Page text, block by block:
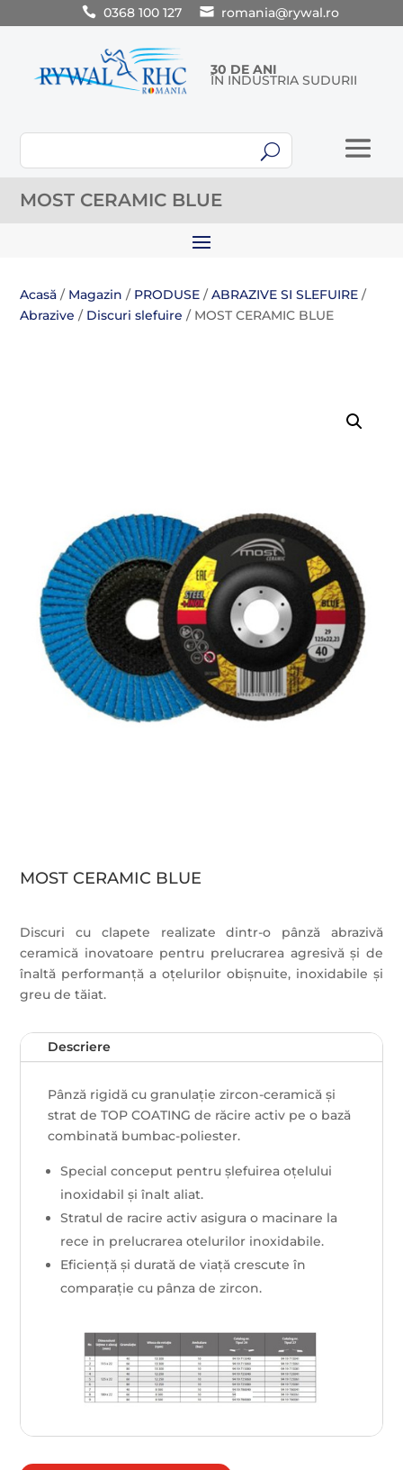
0368 100 127 romania@rywal.ro
30 DE ANI
ÎN INDUSTRIA SUDURII
U
MOST CERAMIC BLUE
Acasă / Magazin / PRODUSE /ABRAZIVE SI SLEFUIRE /
Abrazive / Discuri slefuire / MOST CERAMIC BLUE
MOST CERAMIC BLUE
Discuri cu clapete realizate dintr-o pânză abrazivă
ceramică inovatoare pentru prelucrarea agresivă și de
înaltă performanță a oțelurilor obișnuite, inoxidabile și
greu de tăiat.
Descriere
Pânză rigidă cu granulație zircon-ceramică și
strat de TOP COATING de răcire activ pe o bază
combinată bumbac-poliester.
Special conceput pentru șlefuirea oțelului
inoxidabil și înalt aliat.
Stratul de racire activ asigura o macinare la
rece in prelucrarea otelurilor inoxidabile.
Eficiență și durată de viață crescute în
comparație cu pânza de zircon.